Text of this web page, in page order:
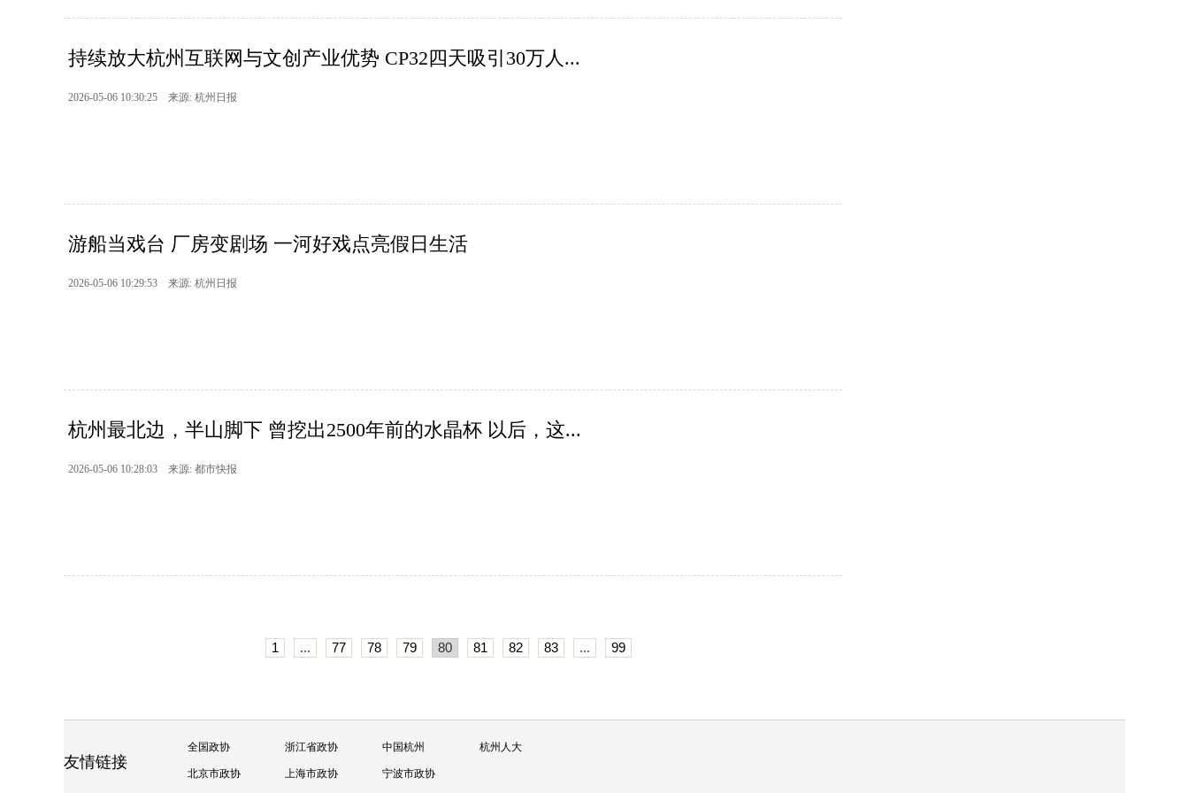
持续放大杭州互联网与文创产业优势 CP32四天吸引30万人...
2026-05-06 10:30:25 来源: 杭州日报
游船当戏台 厂房变剧场 一河好戏点亮假日生活
2026-05-06 10:29:53 来源: 杭州日报
杭州最北边，半山脚下 曾挖出2500年前的水晶杯 以后，这...
2026-05-06 10:28:03 来源: 都市快报
1 ... 77 78 79 80 81 82 83 ... 99
友情链接
全国政协 浙江省政协 中国杭州 杭州人大
北京市政协 上海市政协 宁波市政协